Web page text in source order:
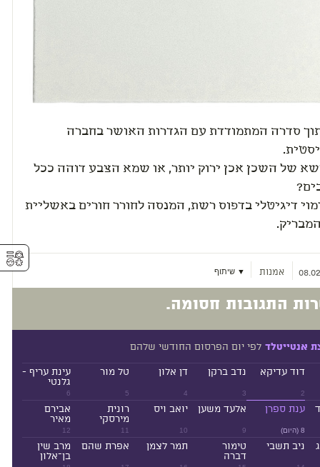
סדרה המתמודדת עם הגדרות האושר בחברה
של השכן אכן ירוק יותר, או שמא הצבע דוהה ככל
דיגיטלי בדפוס רשת, המנסה לחורר חורים באשליית
אמנות ▼ שיתוף
התגובות חסומה.
אנטייטלד לפי יום הפרסום החודשי שלהם
2
דוד עדיקא
3
נדב ברקן
4
דן אלון
5
טל מור
6
עינת עריף -
גלנטי
8 (היום)
ענת ספרן
9
אלעד משען
10
יואב ויס
11
רונית
מירסקי
12
אבירם
מאיר
ניב תשבי
טימור
דברה
תמר לצמן אפרת שהם
מרב שין
בן־אלון
⚥︎